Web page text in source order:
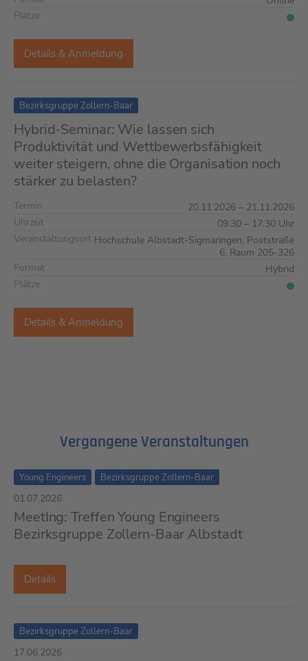
Plätze
Details & Anmeldung
Bezirksgruppe Zollern-Baar
Hybrid-Seminar: Wie lassen sich
Produktivität und Wettbewerbsfähigkeit
weiter steigern, ohne die Organisation noch
stärker zu belasten?
Termin
20.11.2026 – 21.11.2026
Uhrzeit
09:30 – 17:30 Uhr
Veranstaltungsort Hochschule Albstadt-Sigmaringen, Poststraße
6, Raum 205-326
Format
Hybrid
Plätze
Details & Anmeldung
Vergangene Veranstaltungen
Young Engineers Bezirksgruppe Zollern-Baar
01.07.2026
MeetIng: Treffen Young Engineers
Bezirksgruppe Zollern-Baar Albstadt
Details
Bezirksgruppe Zollern-Baar
17.06.2026